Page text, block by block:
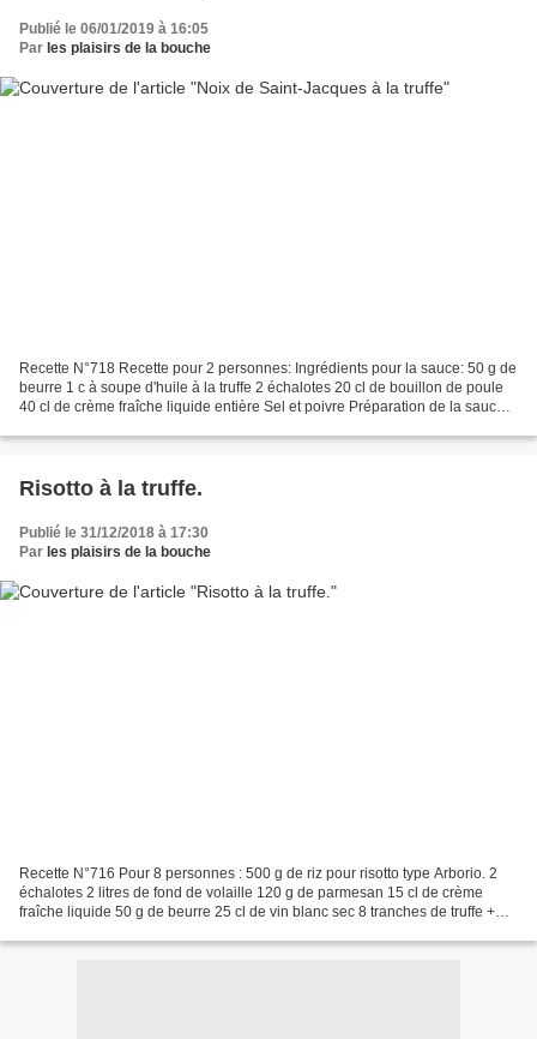
Publié le 06/01/2019 à 16:05
Par les plaisirs de la bouche
Recette N°718 Recette pour 2 personnes: Ingrédients pour la sauce: 50 g de
beurre 1 c à soupe d'huile à la truffe 2 échalotes 20 cl de bouillon de poule
40 cl de crème fraîche liquide entière Sel et poivre Préparation de la sauce:
Risotto à la truffe.
Publié le 31/12/2018 à 17:30
Par les plaisirs de la bouche
Recette N°716 Pour 8 personnes : 500 g de riz pour risotto type Arborio. 2
échalotes 2 litres de fond de volaille 120 g de parmesan 15 cl de crème
fraîche liquide 50 g de beurre 25 cl de vin blanc sec 8 tranches de truffe +